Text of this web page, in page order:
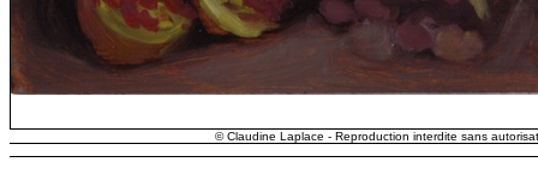
© Claudine Laplace - Reproduction interdite sans